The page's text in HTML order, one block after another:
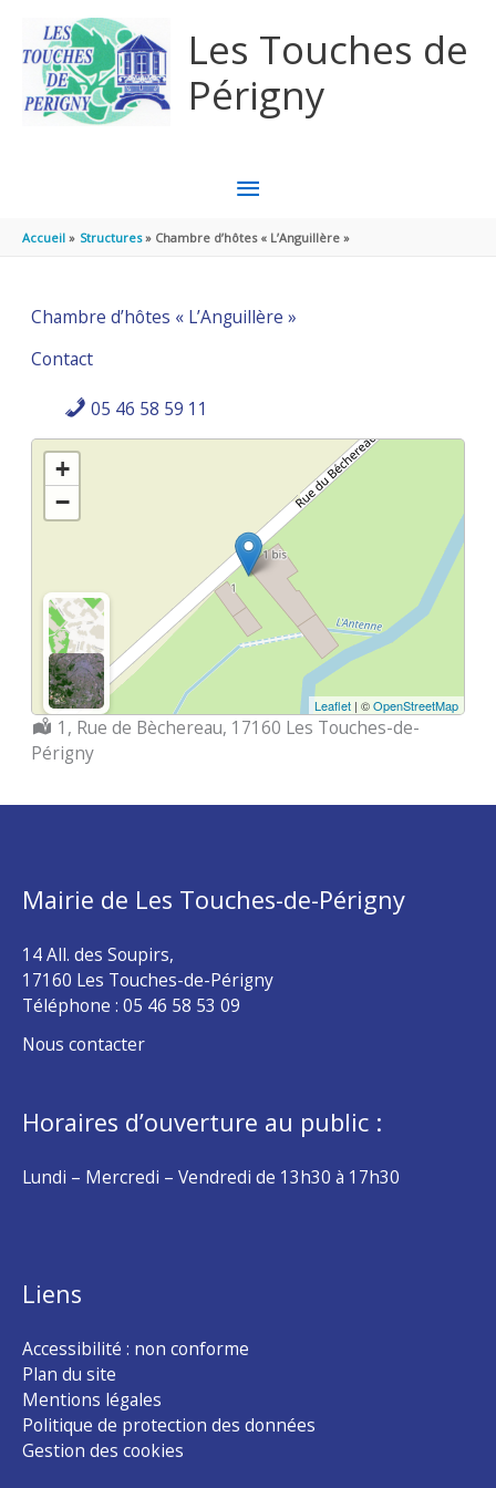
Les Touches de
Périgny
MENU
PRINCIPAL
Accueil Structures Chambre d’hôtes « L’Anguillère »
Chambre d’hôtes « L’Anguillère »
Contact
05 46 58 59 11
+
−
Leaflet | ©OpenStreetMap
Localisation :
1, Rue de Bèchereau, 17160 Les Touches-de-
Périgny
Mairie de Les Touches-de-Périgny
14 All. des Soupirs,
17160 Les Touches-de-Périgny
Téléphone : 05 46 58 53 09
Nous contacter
Horaires d’ouverture au public :
Lundi – Mercredi – Vendredi de 13h30 à 17h30
Liens
Accessibilité : non conforme
Plan du site
Mentions légales
Politique de protection des données
Gestion des cookies